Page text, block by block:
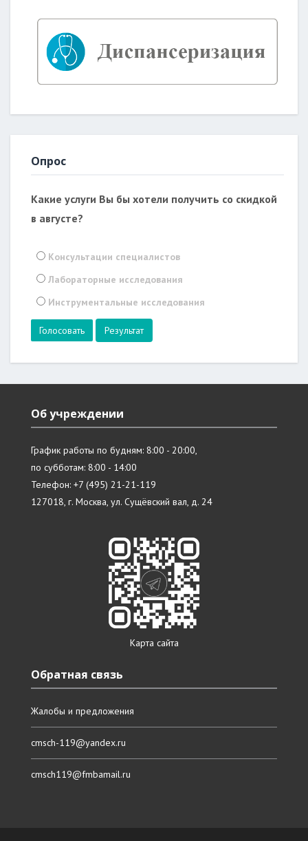
Опрос
Какие услуги Вы бы хотели получить со скидкой
в августе?
Консультации специалистов
Лабораторные исследования
Инструментальные исследования
Результат
Об учреждении
График работы по будням: 8:00 - 20:00,
по субботам: 8:00 - 14:00
Телефон: +7 (495) 21-21-119
127018, г. Москва, ул. Сущёвский вал, д. 24
Карта сайта
Обратная связь
Жалобы и предложения
cmsch-119@yandex.ru
cmsch119@fmbamail.ru